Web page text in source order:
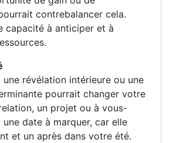
contrebalancer cela.
capacité à anticiper et à
une révélation intérieure ou une
pourrait changer votre
un projet ou à vous-
une date à marquer, car elle
et un après dans votre été.